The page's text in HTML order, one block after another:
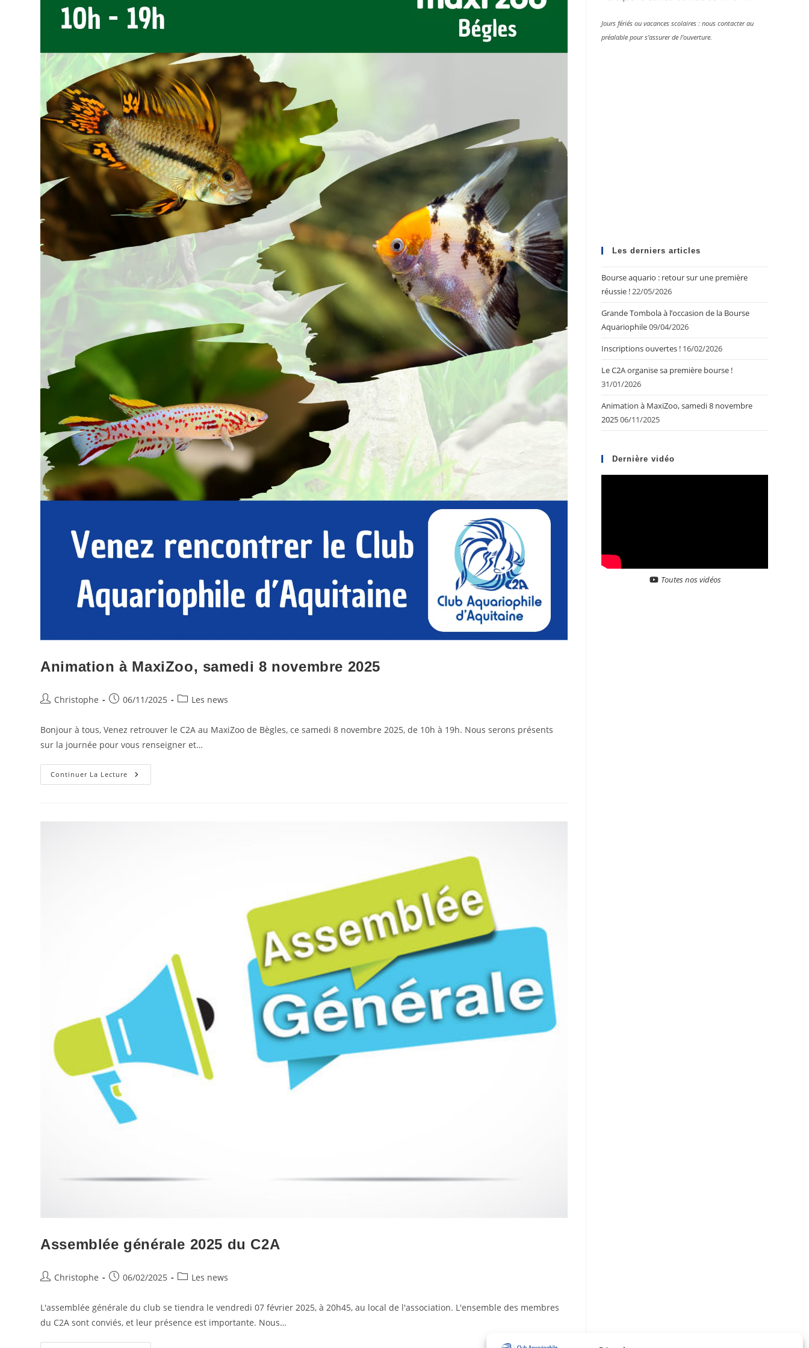
Animation à MaxiZoo, samedi 8 novembre 2025
Auteur/autrice
la
publication :
Christophe
Publication
06/11/2025
PostLes news
Bonjour à tous, Venez retrouver le C2A au MaxiZoo de Bègles, ce samedi 8 novembre 2025, de 10h à 19h. Nous serons présents
sur la journée pour vous renseigner et…
Continuer La Lecture Animation
À
Assemblée générale 2025 du C2A
Auteur/autrice
la
publication :
Christophe
Publication
06/02/2025
PostLes news
L'assemblée générale du club se tiendra le vendredi 07 février 2025, à 20h45, au local de l'association. L'ensemble des membres
du C2A sont conviés, et leur présence est importante. Nous…
Jours fériés ou vacances scolaires : nous contacter au
préalable pour s’assurer de l’ouverture.
Les derniers articles
Bourse aquario : retour sur une première
réussie !22/05/2026
Grande Tombola à l’occasion de la Bourse
Aquariophile09/04/2026
Inscriptions ouvertes ! 16/02/2026
Le C2A organise sa première bourse !
31/01/2026
Animation à MaxiZoo, samedi 8 novembre
202506/11/2025
Dernière vidéo
Toutes nos vidéos